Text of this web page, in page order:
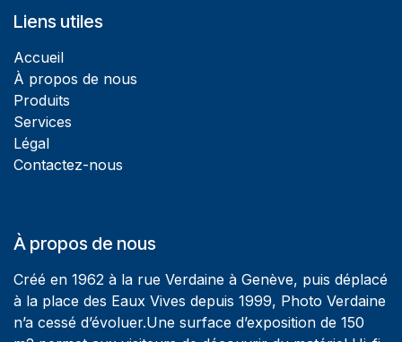
Liens utiles
Accueil
À propos de nous
Produits
Services
Légal
Contactez-nous
À propos de nous
Créé en 1962 à la rue Verdaine à Genève, puis déplacé
à la place des Eaux Vives depuis 1999, Photo Verdaine
n’a cessé d’évoluer.Une surface d’exposition de 150